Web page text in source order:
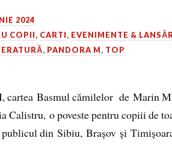
2024
COPII, CARTI, EVENIMENTE &
, PANDORA M, TOP
cartea Basmul cămilelor de Marin
o poveste pentru copiii de
din Sibiu, Brașov și